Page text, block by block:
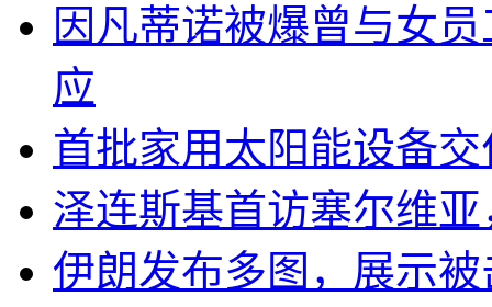
因凡蒂诺被爆曾与女
应
首批家用太阳能设备
泽连斯基首访塞尔维
伊朗发布多图，展示